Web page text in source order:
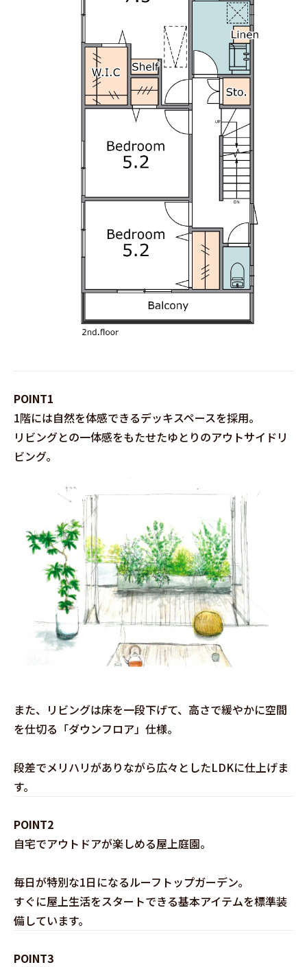
POINT1
1階には自然を体感できるデッキスペースを採用。
リビングとの一体感をもたせたゆとりのアウトサイドリ
ビング。
また、リビングは床を一段下げて、高さで緩やかに空間
を仕切る「ダウンフロア」仕様。
段差でメリハリがありながら広々としたLDKに仕上げま
す。
POINT2
自宅でアウトドアが楽しめる屋上庭園。
毎日が特別な1日になるルーフトップガーデン。
すぐに屋上生活をスタートできる基本アイテムを標準装
備しています。
POINT3